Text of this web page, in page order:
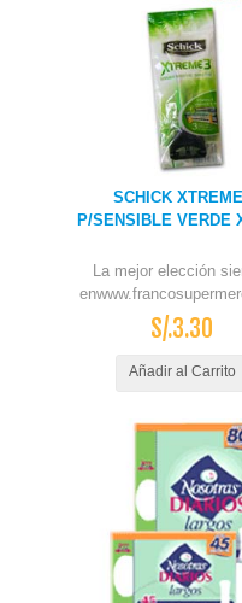
SCHICK
P/SENSIBLE VERDE
La mejor elección
S/.3.30
Añadir al Carrito